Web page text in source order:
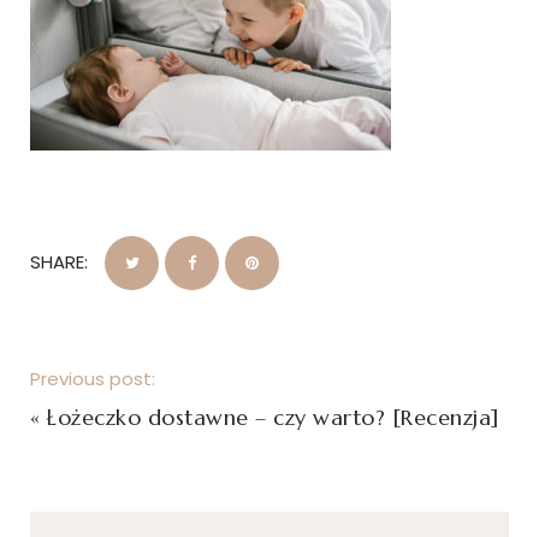
SHARE:
Previous post:
«Łożeczko dostawne – czy warto? [Recenzja]